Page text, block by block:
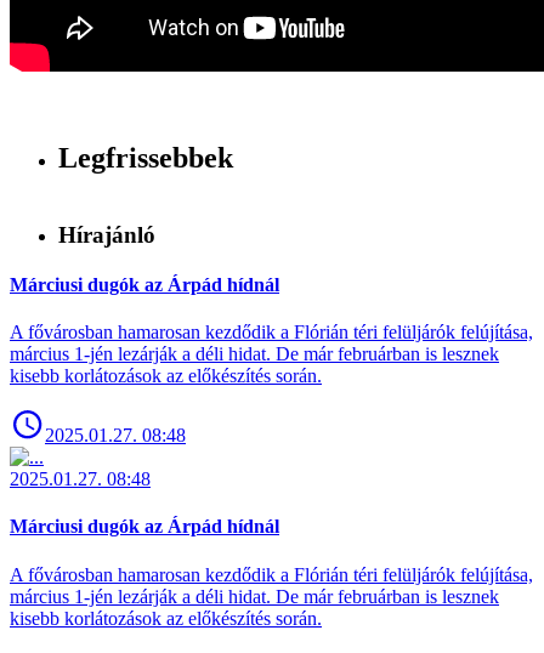
Legfrissebbek
Hírajánló
Márciusi dugók az Árpád hídnál
A fővárosban hamarosan kezdődik a Flórián téri felüljárók felújítása,
március 1-jén lezárják a déli hidat. De már februárban is lesznek
kisebb korlátozások az előkészítés során.
2025.01.27. 08:48
2025.01.27. 08:48
Márciusi dugók az Árpád hídnál
A fővárosban hamarosan kezdődik a Flórián téri felüljárók felújítása,
március 1-jén lezárják a déli hidat. De már februárban is lesznek
kisebb korlátozások az előkészítés során.